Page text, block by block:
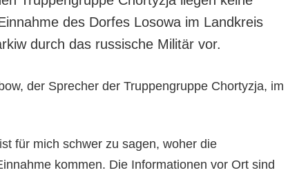
des Dorfes Losowa im Landkreis
durch das russische Militär vor.
der Sprecher der Truppengruppe Chortyzja, im
für mich schwer zu sagen, woher die
kommen. Die Informationen vor Ort sind